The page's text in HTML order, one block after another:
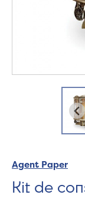
Agent Paper
Kit de